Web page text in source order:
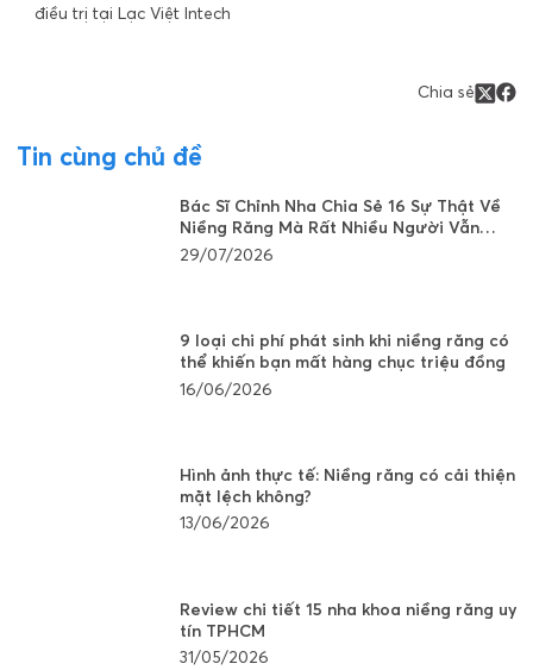
điều trị tại Lạc Việt Intech
Chia sẻ
Tin cùng chủ đề
Bác Sĩ Chỉnh Nha Chia Sẻ 16 Sự Thật Về
Niềng Răng Mà Rất Nhiều Người Vẫn
Đang Hiểu Sai
29/07/2026
9 loại chi phí phát sinh khi niềng răng có
thể khiến bạn mất hàng chục triệu đồng
16/06/2026
Hình ảnh thực tế: Niềng răng có cải thiện
mặt lệch không?
13/06/2026
Review chi tiết 15 nha khoa niềng răng uy
tín TPHCM
31/05/2026